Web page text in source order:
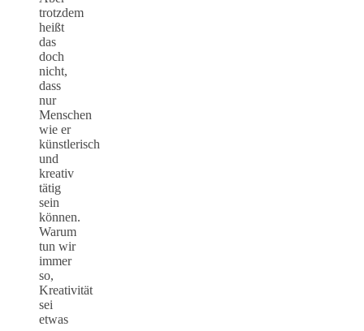
trotzdem
heißt
das
doch
nicht,
dass
nur
Menschen
wie er
künstlerisch
und
kreativ
tätig
sein
können.
Warum
tun wir
immer
so,
Kreativität
sei
etwas